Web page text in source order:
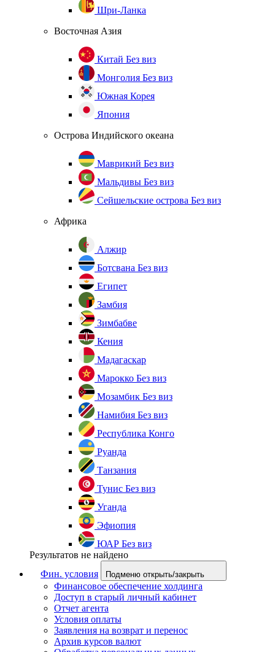
Шри-Ланка
Восточная Азия
Китай Без виз
Монголия Без виз
Южная Корея
Япония
Острова Индийского океана
Маврикий Без виз
Мальдивы Без виз
Сейшельские острова Без виз
Африка
Алжир
Ботсвана Без виз
Египет
Замбия
Зимбабве
Кения
Мадагаскар
Марокко Без виз
Мозамбик Без виз
Намибия Без виз
Республика Конго
Руанда
Танзания
Тунис Без виз
Уганда
Эфиопия
ЮАР Без виз
Результатов не найдено
Фин. условия
Подменю открыть/закрыть
Финансовое обеспечение холдинга
Доступ в старый личный кабинет
Отчет агента
Условия оплаты
Заявления на возврат и перенос
Архив курсов валют